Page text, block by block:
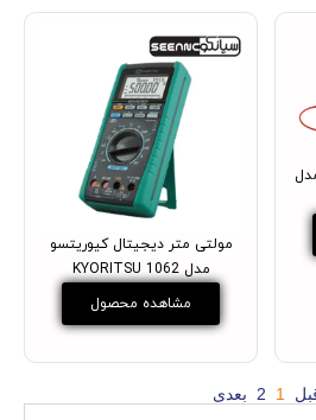
مولتی متر دیجیتال کیوریتسو
مدل KYORITSU 1062
مشاهده محصول
1
2 بعدی